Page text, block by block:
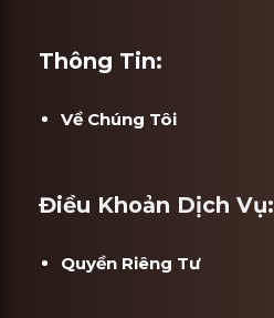
Thông Tin:
Về Chúng Tôi
Điều Khoản Dịch Vụ:
Quyền Riêng Tư